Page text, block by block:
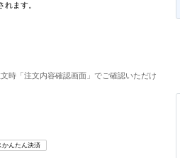
ます。
時「注文内容確認画面」でご確認いただけ
かんたん決済